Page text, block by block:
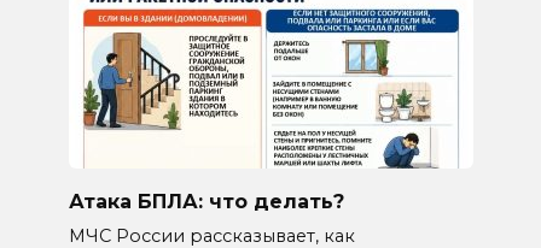
Атака БПЛА: что делать?
МЧС России рассказывает, как